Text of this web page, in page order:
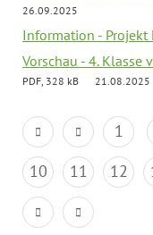
26.09.2025
Information - Projekt
Vorschau - 4. Klasse
PDF, 328 kB 21.08.2025
1
10
11 12